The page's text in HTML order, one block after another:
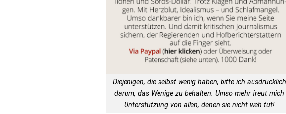
Diejenigen, die selbst wenig haben, bitte ich ausdrücklich
darum, das Wenige zu behalten. Umso mehr freut mich
Unterstützung von allen, denen sie nicht weh tut!